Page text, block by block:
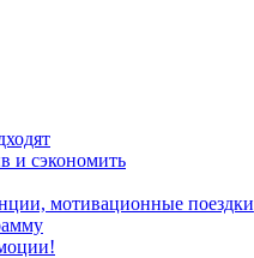
и сэкономить
мотивационные поездки